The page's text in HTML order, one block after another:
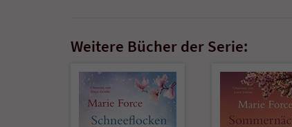
Weitere Bücher der Serie: